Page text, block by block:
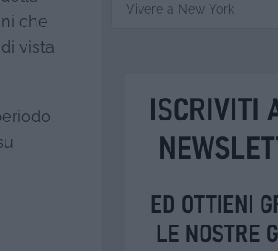
che
vista
Vivere a New York